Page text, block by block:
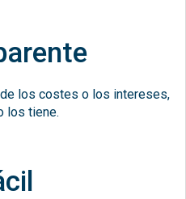
los costes o los intereses,
los tiene.